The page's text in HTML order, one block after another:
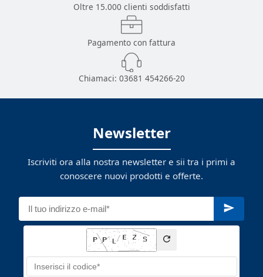
Oltre 15.000 clienti soddisfatti
Pagamento con fattura
Chiamaci: 03681 454266-20
Newsletter
Iscriviti ora alla nostra newsletter e sii tra i primi a
conoscere nuovi prodotti e offerte.